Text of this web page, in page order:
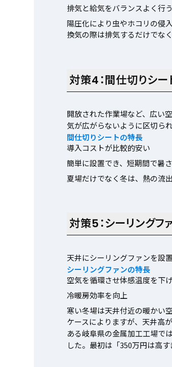
排気と給気をバランスよく行
陽圧化により虫やホコリの侵
換気の際は排気するだけでな
対策4：間仕切りシー
開放された作業場など、広い
気が広がらないように区切ら
間仕切りシートの特長
導入コストが比較的安い
簡単に設置でき、短期間で暑
夏場だけでなく冬は、熱の流
対策5：シーリングフ
天井にシーリングファンを設
シーリングファンの特長
空気を循環させ体感温度を下
冷暖房効率を向上
寒い冬場は天井付近の暖かい
ケースによりますが、天井高
ある岐阜県の金属加工工場で
した。最初は「350万円は高